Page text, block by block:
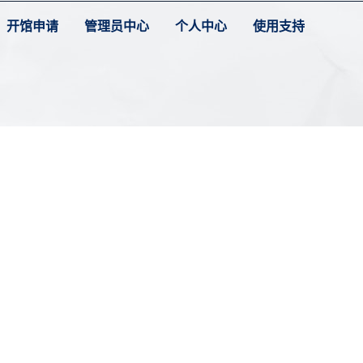
开馆申请 管理员中心 个人中心 使用支持